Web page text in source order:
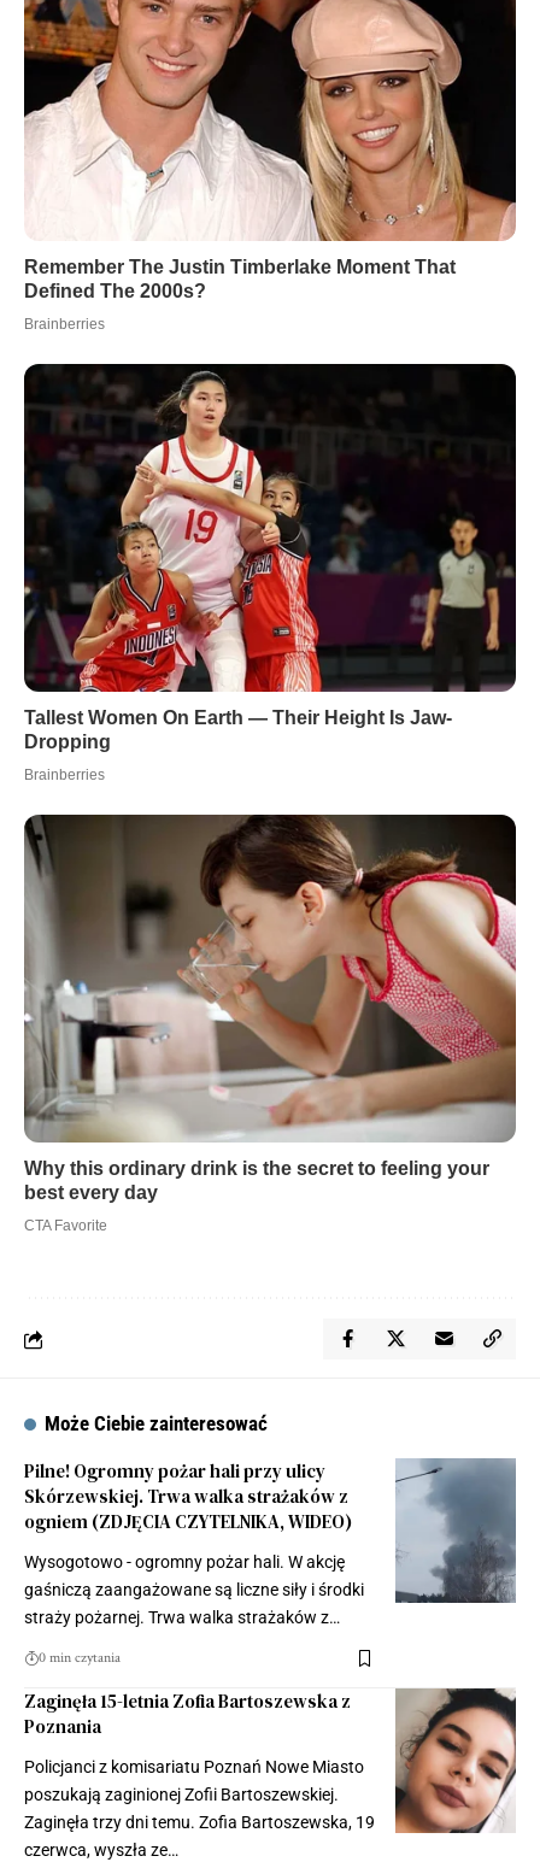
Może Ciebie zainteresować
Pilne! Ogromny pożar hali przy ulicy
Skórzewskiej. Trwa walka strażaków z
ogniem (ZDJĘCIA CZYTELNIKA, WIDEO)
Wysogotowo - ogromny pożar hali. W akcję
gaśniczą zaangażowane są liczne siły i środki
straży pożarnej. Trwa walka strażaków z…
0 min czytania
Zaginęła 15-letnia Zofia Bartoszewska z
Poznania
Policjanci z komisariatu Poznań Nowe Miasto
poszukają zaginionej Zofii Bartoszewskiej.
Zaginęła trzy dni temu. Zofia Bartoszewska, 19
czerwca, wyszła ze…